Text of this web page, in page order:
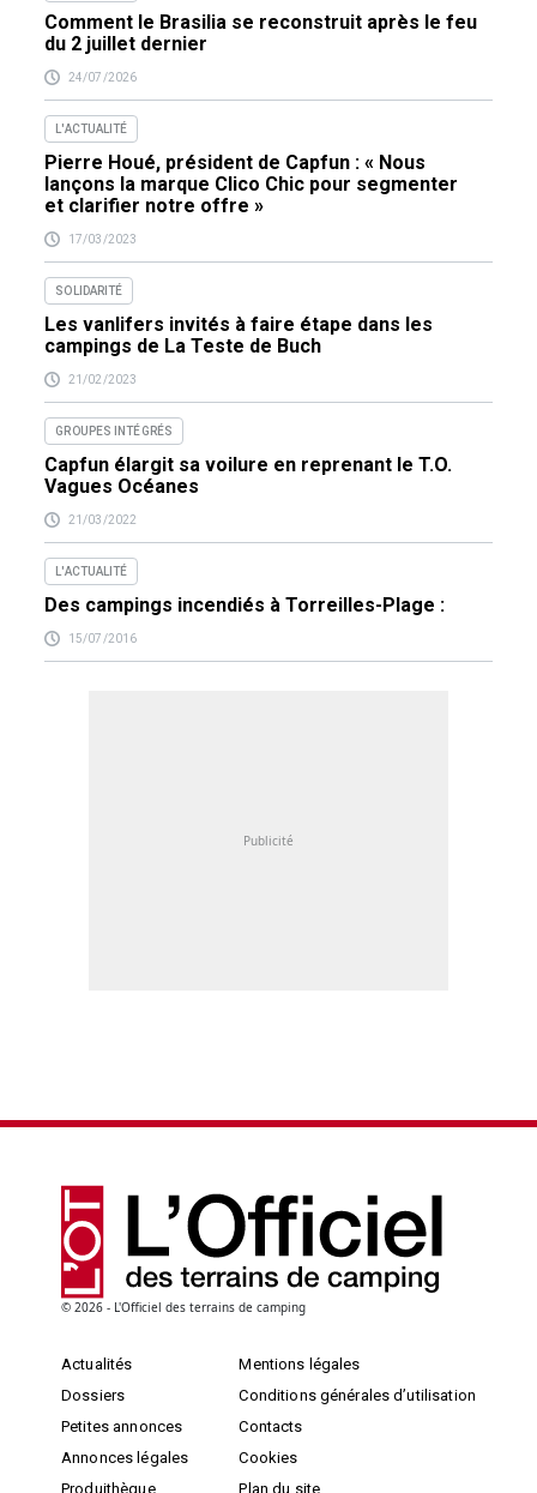
Comment le Brasilia se reconstruit après le feu
du 2 juillet dernier
24/07/2026
L'ACTUALITÉ
Pierre Houé, président de Capfun : « Nous
lançons la marque Clico Chic pour segmenter
et clarifier notre offre »
17/03/2023
SOLIDARITÉ
Les vanlifers invités à faire étape dans les
campings de La Teste de Buch
21/02/2023
GROUPES INTÉGRÉS
Capfun élargit sa voilure en reprenant le T.O.
Vagues Océanes
21/03/2022
L'ACTUALITÉ
Des campings incendiés à Torreilles-Plage :
15/07/2016
© 2026 - L'Officiel des terrains de camping
Actualités
Dossiers
Petites annonces
Annonces légales
Produithèque
Mentions légales
Conditions générales d’utilisation
Contacts
Cookies
Plan du site